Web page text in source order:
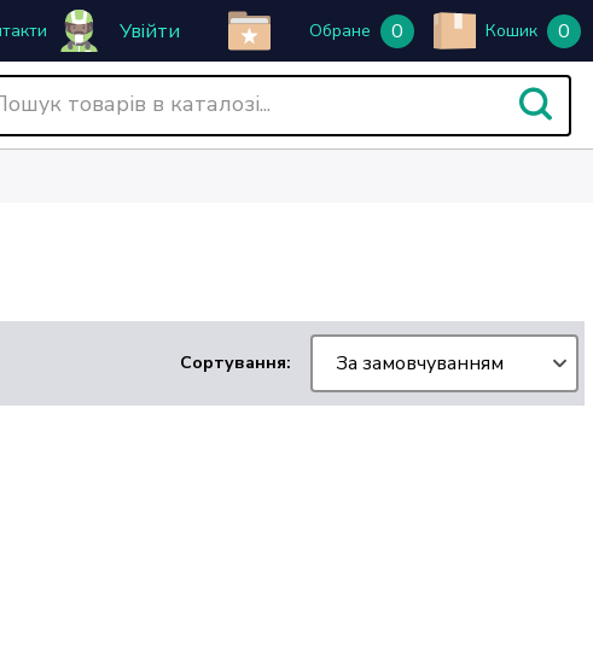
Увійти Обране 0 Кошик 0
Сортування: За замовчуванням